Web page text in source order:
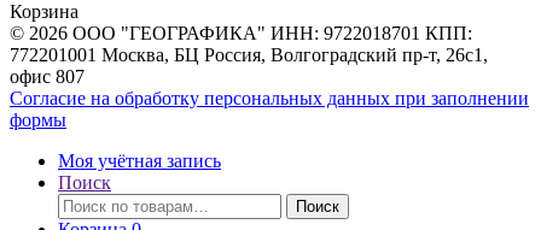
Корзина
© 2026 ООО "ГЕОГРАФИКА" ИНН: 9722018701 КПП:
772201001 Москва, БЦ Россия, Волгоградский пр-т, 26с1,
офис 807
Согласие на обработку персональных данных при заполнении
формы
Моя учётная запись
Поиск
Искать:
Поиск